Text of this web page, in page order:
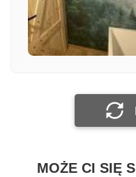
Załącz zdjęcie
MOŻE CI SIĘ